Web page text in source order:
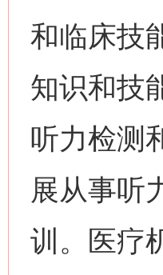
和临床技
知识和技
听力检测
展从事听
训。医疗